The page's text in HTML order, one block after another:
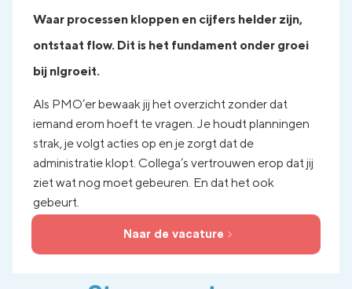
Waar processen kloppen en cijfers helder zijn,
ontstaat flow. Dit is het fundament onder groei
bij nlgroeit.
Als PMO’er bewaak jij het overzicht zonder dat
iemand erom hoeft te vragen. Je houdt planningen
strak, je volgt acties op en je zorgt dat de
administratie klopt. Collega’s vertrouwen erop dat jij
ziet wat nog moet gebeuren. En dat het ook
gebeurt.
Naar de vacature